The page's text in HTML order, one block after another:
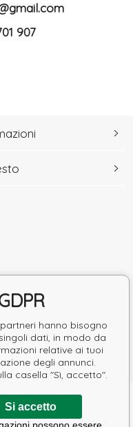
907
s.r.o.
hanno bisogno
dati, in modo da
relative ai tuoi
degli annunci.
casella "Sì, accetto".
Si accetto